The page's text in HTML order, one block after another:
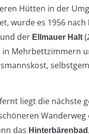
Hütten in der
wurde es 1956 nach
der Ellmauer Halt (
Mehrbettzimmern
liegt die nächste
Wanderweg
das